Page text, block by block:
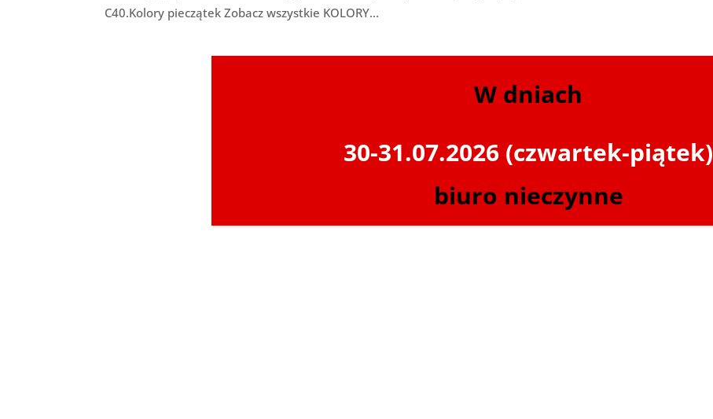
C40.Kolory pieczątek Zobacz wszystkie KOLORY...
W dniach
30-31.07.2026 (czwartek-piątek)
biuro nieczynne